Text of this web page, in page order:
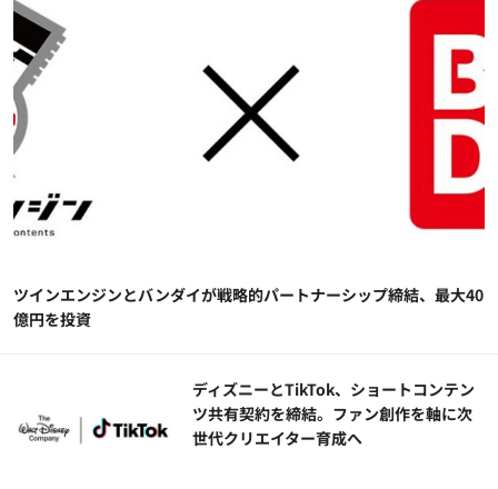
ツインエンジンとバンダイが戦略的パートナーシップ締結、最大40
億円を投資
ディズニーとTikTok、ショートコンテン
ツ共有契約を締結。ファン創作を軸に次
世代クリエイター育成へ